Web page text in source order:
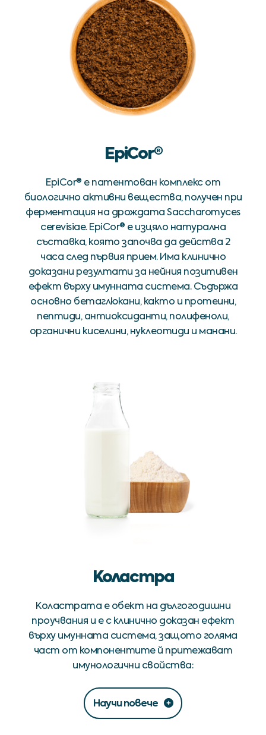
EpiCor®
EpiCor® е патентован комплекс от
биологично активни вещества, получен при
ферментация на дрождата Saccharomyces
cerevisiae. EpiCor® е изцяло натурална
съставка, която започва да действа 2
часа след първия прием. Има клинично
доказани резултати за нейния позитивен
ефект върху имунната система. Съдържа
основно бетаглюкани, както и протеини,
пептиди, антиоксиданти, полифеноли,
органични киселини, нуклеотиди и манани.
Коластра
Коластрата е обект на дългогодишни
проучвания и е с клинично доказан ефект
върху имунната система, защото голяма
част от компонентите й притежават
имунологични свойства:
Научи повече